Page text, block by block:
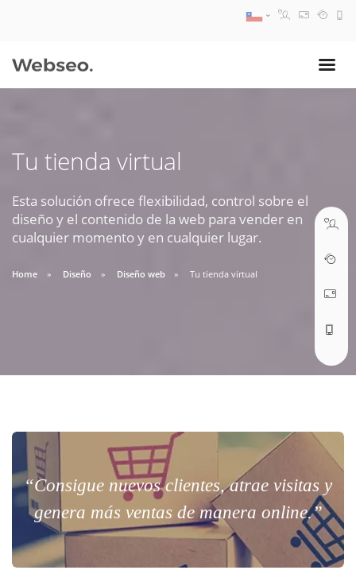
Tu tienda virtual
Esta solución ofrece flexibilidad, control sobre el
diseño y el contenido de la web para vender en
cualquier momento y en cualquier lugar.
Home Diseño Diseño web Tu tienda virtual
“Consigue nuevos clientes, atrae visitas y
genera más ventas de manera online.”
09:30 AM A 18:30 PM
soporte@webseo.cl
ABRIR TICKET